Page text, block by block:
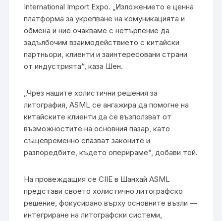
International Import Expo. „Изложението е ценна
платформа за укрепване на комуникацията и
обмена и ние очакваме с нетърпение да
задълбочим взаимодействието с китайски
партньори, клиенти и заинтересовани страни
от индустрията“, каза Шен.
„Чрез нашите холистични решения за
литография, ASML се ангажира да помогне на
китайските клиенти да се възползват от
възможностите на основния пазар, като
същевременно спазват законите и
разпоредбите, където оперираме“, добави той.
На провеждащия се CIIE в Шанхай ASML
представи своето холистично литографско
решение, фокусирано върху основните възли —
интегриране на литографски системи,